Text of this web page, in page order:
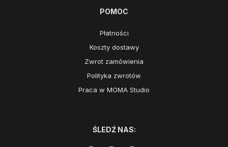
POMOC
Płatności
Koszty dostawy
Zwrot zamówienia
Polityka zwrotów
Praca w MOMA Studio
ŚLEDŹ NAS: